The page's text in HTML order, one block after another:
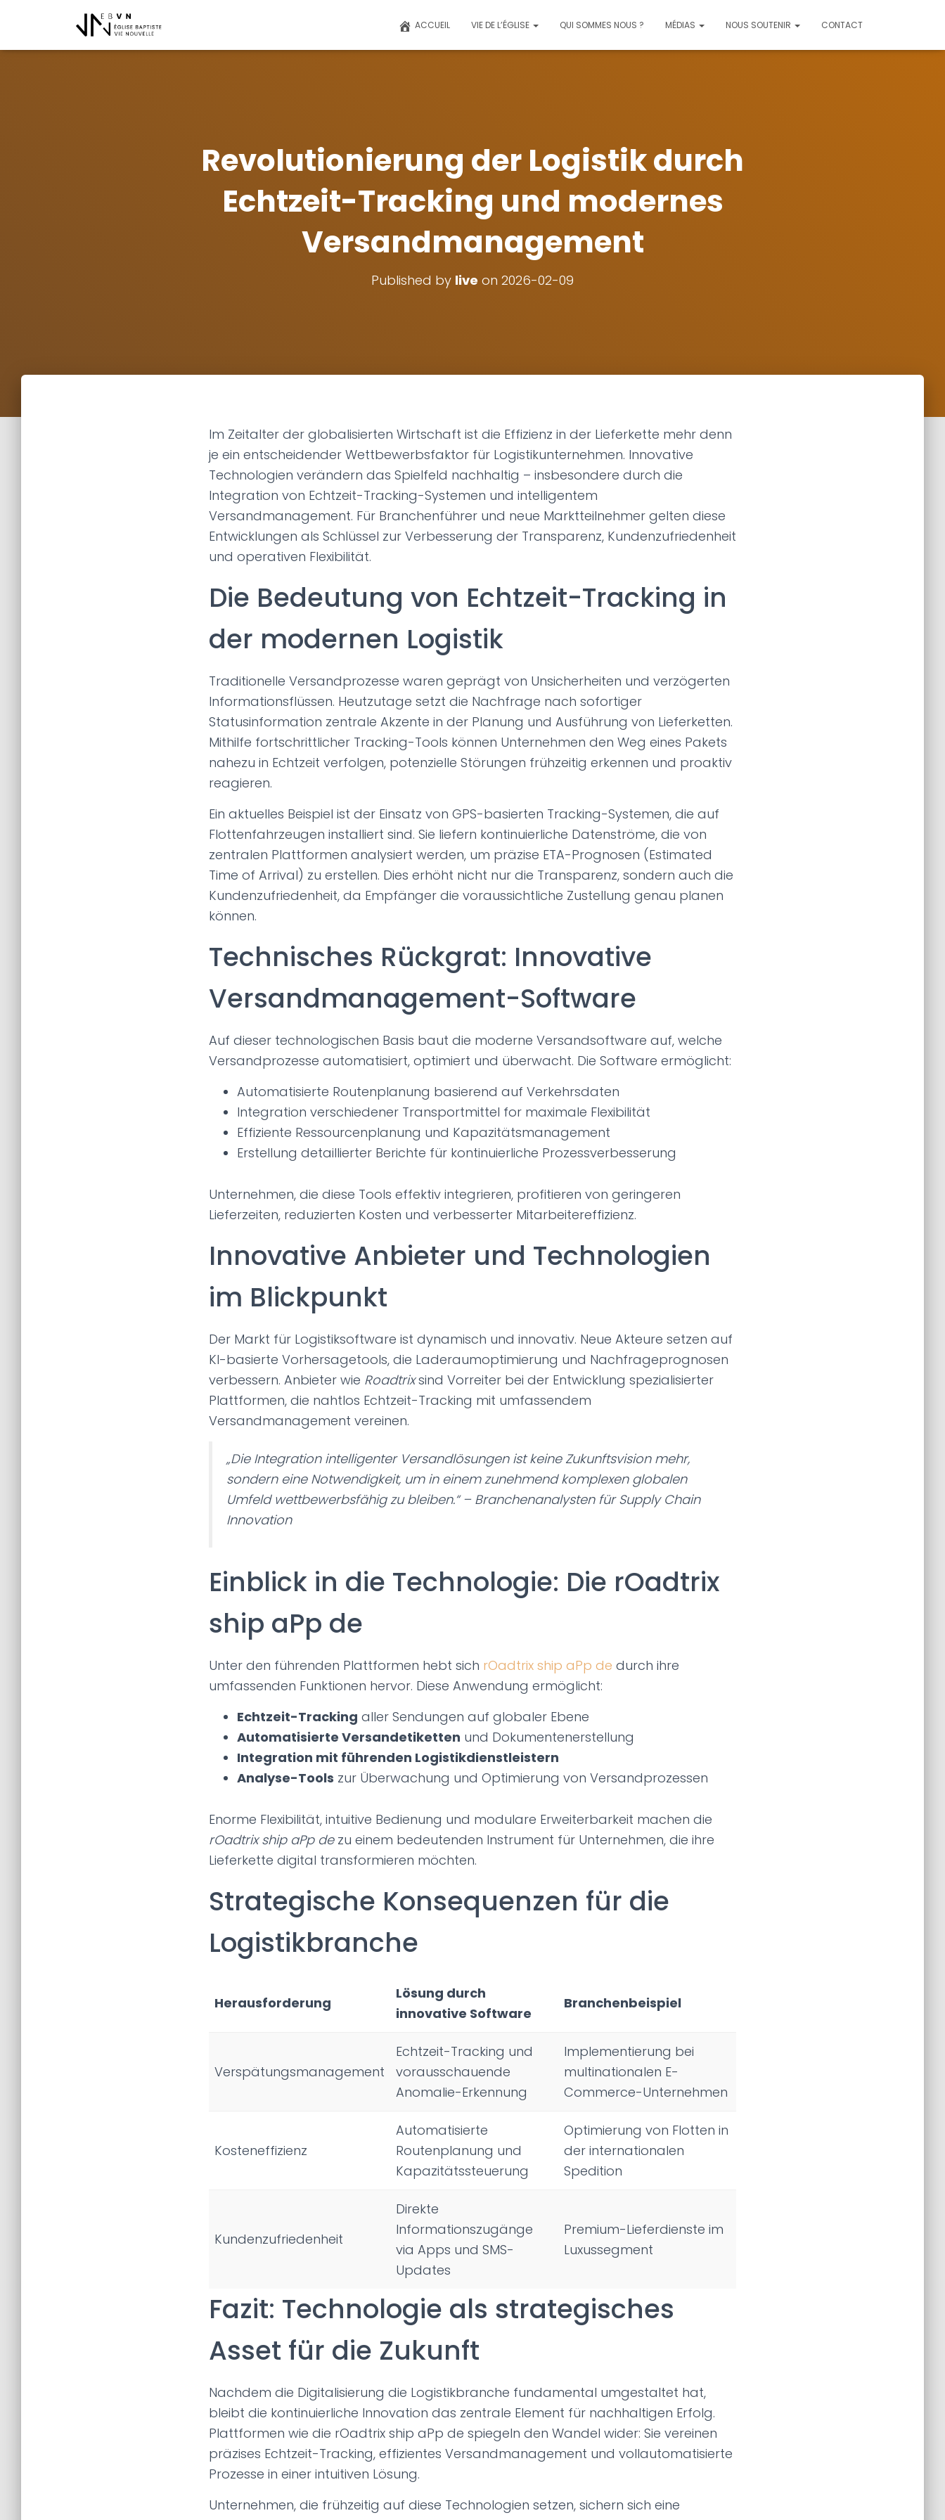
ACCUEIL VIE DE L’ÉGLISE QUI SOMMES NOUS ? MÉDIAS NOUS SOUTENIR CONTACT
Revolutionierung der Logistik durch
Echtzeit-Tracking und modernes
Versandmanagement
Published by live on 2026-02-09
Im Zeitalter der globalisierten Wirtschaft ist die Effizienz in der Lieferkette mehr denn
je ein entscheidender Wettbewerbsfaktor für Logistikunternehmen. Innovative
Technologien verändern das Spielfeld nachhaltig – insbesondere durch die
Integration von Echtzeit-Tracking-Systemen und intelligentem
Versandmanagement. Für Branchenführer und neue Marktteilnehmer gelten diese
Entwicklungen als Schlüssel zur Verbesserung der Transparenz, Kundenzufriedenheit
und operativen Flexibilität.
Die Bedeutung von Echtzeit-Tracking in
der modernen Logistik
Traditionelle Versandprozesse waren geprägt von Unsicherheiten und verzögerten
Informationsflüssen. Heutzutage setzt die Nachfrage nach sofortiger
Statusinformation zentrale Akzente in der Planung und Ausführung von Lieferketten.
Mithilfe fortschrittlicher Tracking-Tools können Unternehmen den Weg eines Pakets
nahezu in Echtzeit verfolgen, potenzielle Störungen frühzeitig erkennen und proaktiv
reagieren.
Ein aktuelles Beispiel ist der Einsatz von GPS-basierten Tracking-Systemen, die auf
Flottenfahrzeugen installiert sind. Sie liefern kontinuierliche Datenströme, die von
zentralen Plattformen analysiert werden, um präzise ETA-Prognosen (Estimated
Time of Arrival) zu erstellen. Dies erhöht nicht nur die Transparenz, sondern auch die
Kundenzufriedenheit, da Empfänger die voraussichtliche Zustellung genau planen
können.
Technisches Rückgrat: Innovative
Versandmanagement-Software
Auf dieser technologischen Basis baut die moderne Versandsoftware auf, welche
Versandprozesse automatisiert, optimiert und überwacht. Die Software ermöglicht:
Automatisierte Routenplanung basierend auf Verkehrsdaten
Integration verschiedener Transportmittel for maximale Flexibilität
Effiziente Ressourcenplanung und Kapazitätsmanagement
Erstellung detaillierter Berichte für kontinuierliche Prozessverbesserung
Unternehmen, die diese Tools effektiv integrieren, profitieren von geringeren
Lieferzeiten, reduzierten Kosten und verbesserter Mitarbeitereffizienz.
Innovative Anbieter und Technologien
im Blickpunkt
Der Markt für Logistiksoftware ist dynamisch und innovativ. Neue Akteure setzen auf
KI-basierte Vorhersagetools, die Laderaumoptimierung und Nachfrageprognosen
verbessern. Anbieter wie Roadtrixsind Vorreiter bei der Entwicklung spezialisierter
Plattformen, die nahtlos Echtzeit-Tracking mit umfassendem
Versandmanagement vereinen.
„Die Integration intelligenter Versandlösungen ist keine Zukunftsvision mehr,
sondern eine Notwendigkeit, um in einem zunehmend komplexen globalen
Umfeld wettbewerbsfähig zu bleiben.“ – Branchenanalysten für Supply Chain
Innovation
Einblick in die Technologie: Die rOadtrix
ship aPp de
Unter den führenden Plattformen hebt sich rOadtrix ship aPp de durch ihre
umfassenden Funktionen hervor. Diese Anwendung ermöglicht:
Echtzeit-Tracking aller Sendungen auf globaler Ebene
Automatisierte Versandetiketten und Dokumentenerstellung
Integration mit führenden Logistikdienstleistern
Analyse-Tools zur Überwachung und Optimierung von Versandprozessen
Enorme Flexibilität, intuitive Bedienung und modulare Erweiterbarkeit machen die
rOadtrix ship aPp dezu einem bedeutenden Instrument für Unternehmen, die ihre
Lieferkette digital transformieren möchten.
Strategische Konsequenzen für die
Logistikbranche
Herausforderung
Lösung durch
innovative Software
Branchenbeispiel
Verspätungsmanagement
Echtzeit-Tracking und
vorausschauende
Anomalie-Erkennung
Implementierung bei
multinationalen E-
Commerce-Unternehmen
Kosteneffizienz
Automatisierte
Routenplanung und
Kapazitätssteuerung
Optimierung von Flotten in
der internationalen
Spedition
Kundenzufriedenheit
Direkte
Informationszugänge
via Apps und SMS-
Updates
Premium-Lieferdienste im
Luxussegment
Fazit: Technologie als strategisches
Asset für die Zukunft
Nachdem die Digitalisierung die Logistikbranche fundamental umgestaltet hat,
bleibt die kontinuierliche Innovation das zentrale Element für nachhaltigen Erfolg.
Plattformen wie die rOadtrix ship aPp de spiegeln den Wandel wider: Sie vereinen
präzises Echtzeit-Tracking, effizientes Versandmanagement und vollautomatisierte
Prozesse in einer intuitiven Lösung.
Unternehmen, die frühzeitig auf diese Technologien setzen, sichern sich eine